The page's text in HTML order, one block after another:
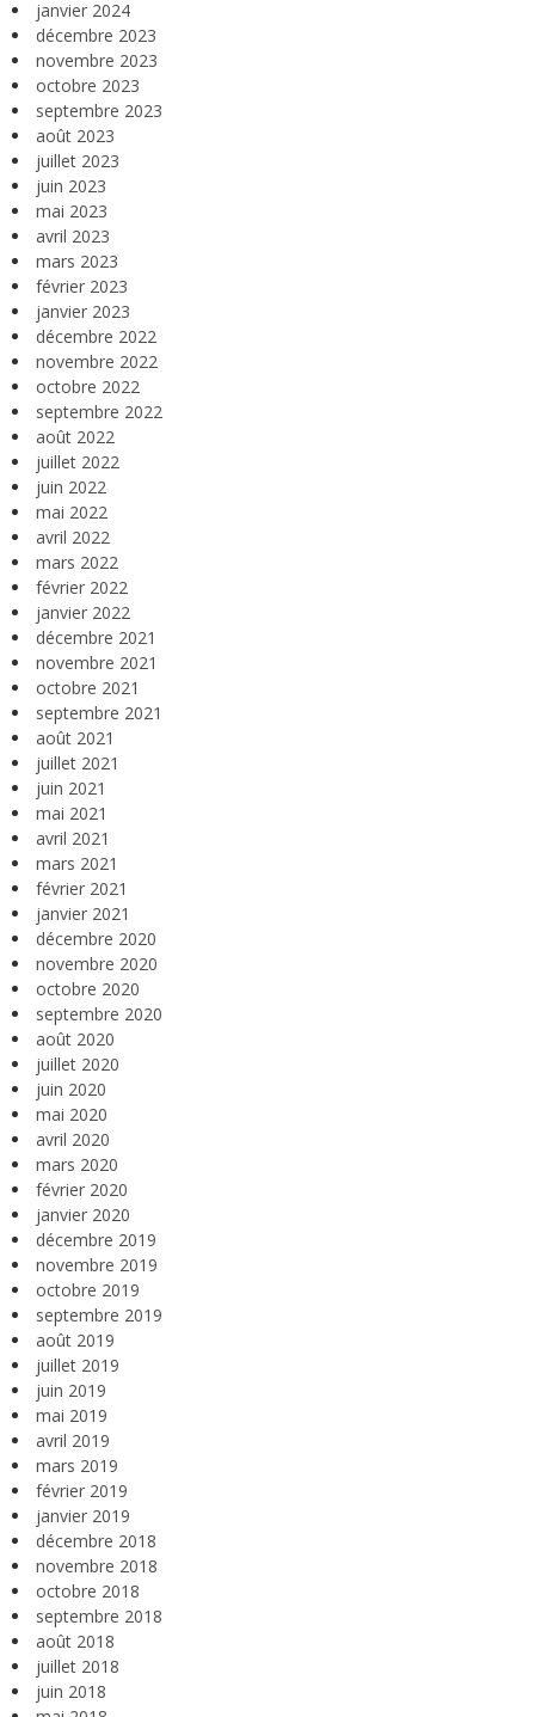
janvier 2024
décembre 2023
novembre 2023
octobre 2023
septembre 2023
août 2023
juillet 2023
juin 2023
mai 2023
avril 2023
mars 2023
février 2023
janvier 2023
décembre 2022
novembre 2022
octobre 2022
septembre 2022
août 2022
juillet 2022
juin 2022
mai 2022
avril 2022
mars 2022
février 2022
janvier 2022
décembre 2021
novembre 2021
octobre 2021
septembre 2021
août 2021
juillet 2021
juin 2021
mai 2021
avril 2021
mars 2021
février 2021
janvier 2021
décembre 2020
novembre 2020
octobre 2020
septembre 2020
août 2020
juillet 2020
juin 2020
mai 2020
avril 2020
mars 2020
février 2020
janvier 2020
décembre 2019
novembre 2019
octobre 2019
septembre 2019
août 2019
juillet 2019
juin 2019
mai 2019
avril 2019
mars 2019
février 2019
janvier 2019
décembre 2018
novembre 2018
octobre 2018
septembre 2018
août 2018
juillet 2018
juin 2018